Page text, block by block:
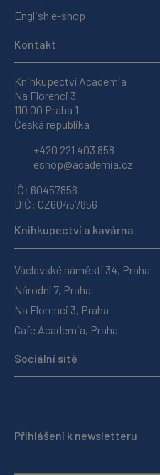
English e-shop
Kontakt
Knihkupectví Academia
Na Florenci 3
110 00 Praha 1
Česká republika
+420 221 403 858
eshop@academia.cz
IČ: 60457856
DIČ: CZ60457856
Knihkupectví a kavárna
Václavské náměstí 34, Praha
Národní 7, Praha
Na Florenci 3, Praha
Cafe Academia, Praha
Sociální sítě
Přihlášení k newsletteru